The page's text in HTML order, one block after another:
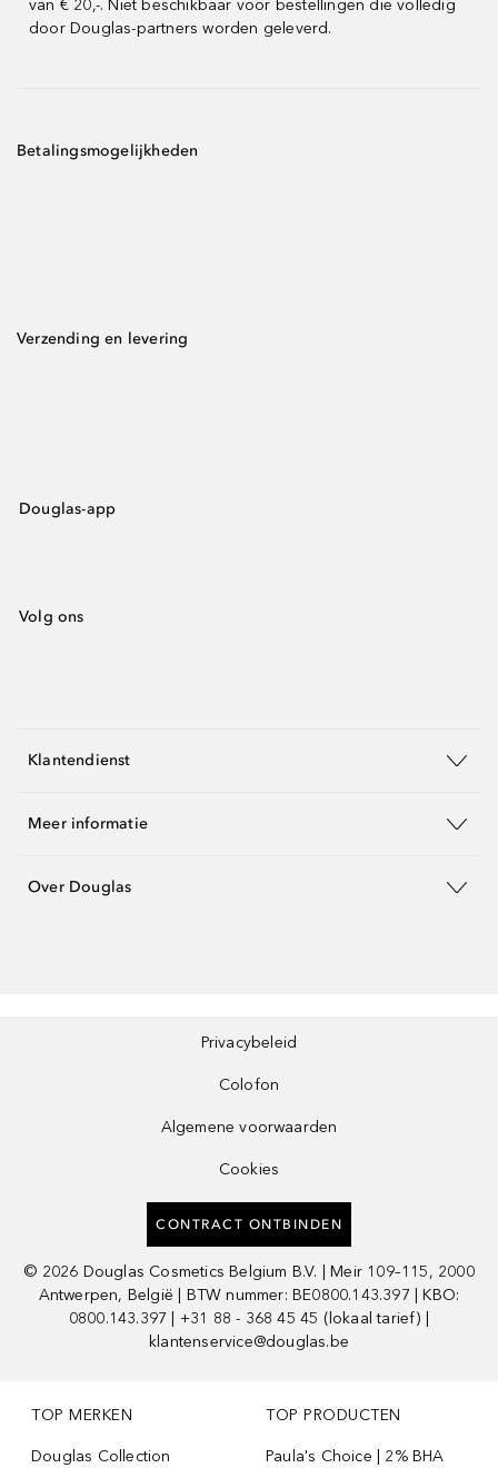
van € 20,-. Niet beschikbaar voor bestellingen die volledig
door Douglas-partners worden geleverd.
Betalingsmogelijkheden
Verzending en levering
Douglas-app
Volg ons
Klantendienst
Meer informatie
Over Douglas
Privacybeleid
Colofon
Algemene voorwaarden
Cookies
CONTRACT ONTBINDEN
© 2026 Douglas Cosmetics Belgium B.V. | Meir 109–115, 2000
Antwerpen, België | BTW nummer: BE0800.143.397 | KBO:
0800.143.397 | +31 88 - 368 45 45 (lokaal tarief) |
klantenservice@douglas.be
TOP MERKEN
Douglas Collection
TOP PRODUCTEN
Paula's Choice | 2% BHA